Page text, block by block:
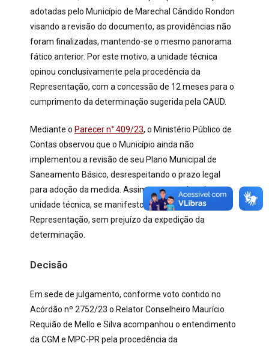
adotadas pelo Município de Marechal Cândido Rondon
visando a revisão do documento, as providências não
foram finalizadas, mantendo-se o mesmo panorama
fático anterior. Por este motivo, a unidade técnica
opinou conclusivamente pela procedência da
Representação, com a concessão de 12 meses para o
cumprimento da determinação sugerida pela CAUD.
Mediante o Parecer n° 409/23, o Ministério Público de
Contas observou que o Município ainda não
implementou a revisão de seu Plano Municipal de
Saneamento Básico, desrespeitando o prazo legal
para adoção da medida. Assim, acompanhando a
unidade técnica, se manifestou pela procedência da
Representação, sem prejuízo da expedição da
determinação.
Decisão
Em sede de julgamento, conforme voto contido no
Acórdão nº 2752/23 o Relator Conselheiro Maurício
Requião de Mello e Silva acompanhou o entendimento
da CGM e MPC-PR pela procedência da